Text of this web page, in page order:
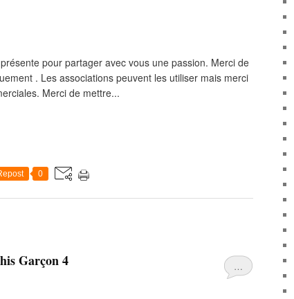
pour partager avec vous une passion. Merci de
. Les associations peuvent les utiliser mais merci
Merci de mettre...
0
…
Garçon 4